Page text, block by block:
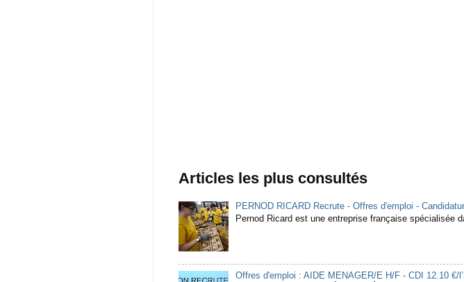
Articles les plus consultés
PERNOD RICARD Recrute - Offres d'emploi -
Pernod Ricard est une entreprise française spécialisée
Offres d'emploi : AIDE MENAGER/E H/F - CDI 12.10 €/